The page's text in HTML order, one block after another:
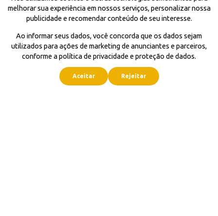
melhorar sua experiência em nossos serviços, personalizar nossa
publicidade e recomendar conteúdo de seu interesse.
Ao informar seus dados, você concorda que os dados sejam
utilizados para ações de marketing de anunciantes e parceiros,
conforme a política de privacidade e proteção de dados.
Aceitar Rejeitar